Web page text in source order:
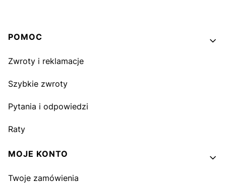
Linki w stopce
POMOC
Zwroty i reklamacje
Szybkie zwroty
Pytania i odpowiedzi
Raty
MOJE KONTO
Twoje zamówienia